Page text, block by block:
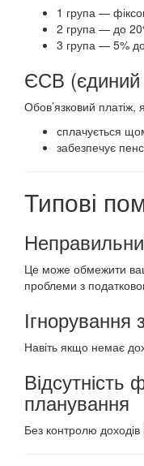
1 група —
2 група — до
3 група — 5%
ЄСВ (єдиний
Обов’язковий платіж,
сплачується
забезпечує
Типові
Це може обмежити
проблеми з
Ігнорування
Навіть якщо немає
Відсутність
планування
Без контролю доходів